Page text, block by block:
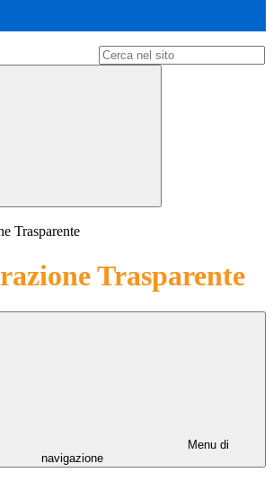
Trasparente
Trasparente
Menu di
navigazione